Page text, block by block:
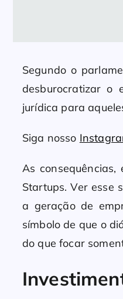
Segundo o
desburocratizar o
jurídica para
Siga nosso
As
Startups. Ver esse
a geração de
símbolo de que o
do que focar